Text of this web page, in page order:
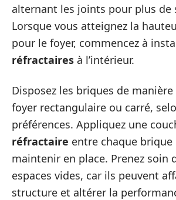
alternant les joints pour plus de
Lorsque vous atteignez la
pour le foyer, commencez à
réfractaires à l’intérieur.
Disposez les briques de
foyer rectangulaire ou carré,
préférences. Appliquez une
réfractaire entre chaque brique
maintenir en place. Prenez soin
espaces vides, car ils peuvent
structure et altérer la